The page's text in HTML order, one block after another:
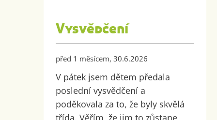
Vysvědčení
před 1 měsícem, 30.6.2026
V pátek jsem dětem předala
poslední vysvědčení a
poděkovala za to, že byly skvělá
třída. Věřím, že jim to zůstane